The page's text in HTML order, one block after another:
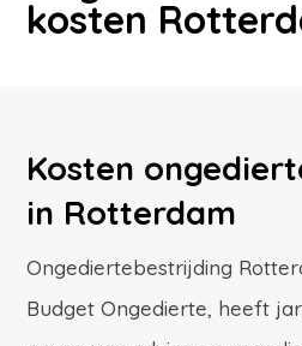
kosten
Kosten
in Rotterdam
Ongediertebestrijding
Budget Ongedierte, heeft